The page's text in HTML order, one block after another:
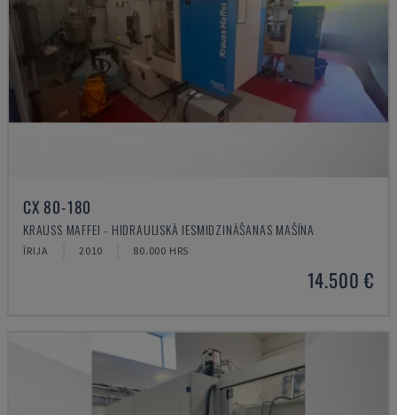
CX 80-180
KRAUSS MAFFEI - HIDRAULISKĀ IESMIDZINĀŠANAS MAŠĪNA
ĪRIJA 2010 80.000 HRS
14.500 €